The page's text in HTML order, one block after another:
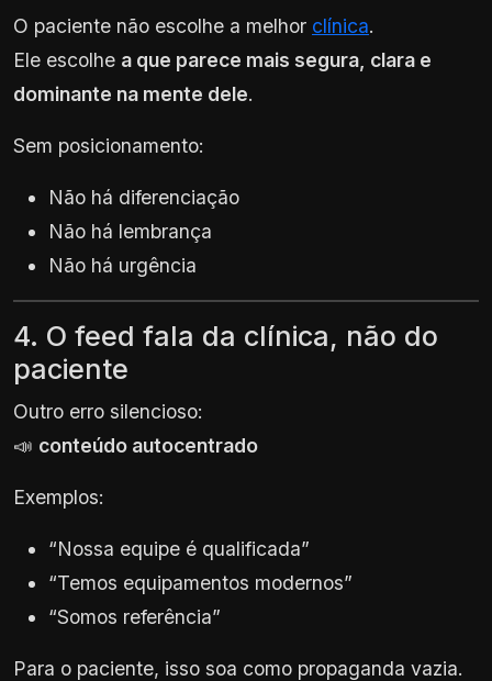
O paciente não escolhe a melhor clínica.
Ele escolhe a que parece mais segura, clara e
dominante na mente dele.
Sem posicionamento:
Não há diferenciação
Não há lembrança
Não há urgência
4. O feed fala da clínica, não do
paciente
Outro erro silencioso:
📣 conteúdo autocentrado
Exemplos:
“Nossa equipe é qualificada”
“Temos equipamentos modernos”
“Somos referência”
Para o paciente, isso soa como propaganda vazia.